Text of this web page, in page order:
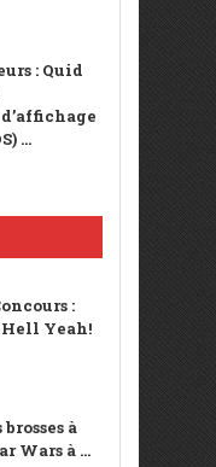
: Quid
...
:
Hell Yeah!
brosses à
Wars à ...